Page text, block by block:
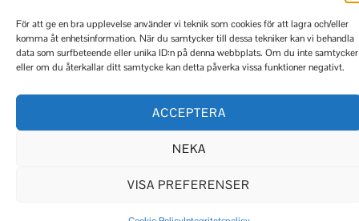
För att ge en bra upplevelse använder vi teknik som cookies för att lagra och/eller
komma åt enhetsinformation. När du samtycker till dessa tekniker kan vi behandla
data som surfbeteende eller unika ID:n på denna webbplats. Om du inte samtycker
eller om du återkallar ditt samtycke kan detta påverka vissa funktioner negativt.
ACCEPTERA
NEKA
VISA PREFERENSER
Org.nr 556826-6679